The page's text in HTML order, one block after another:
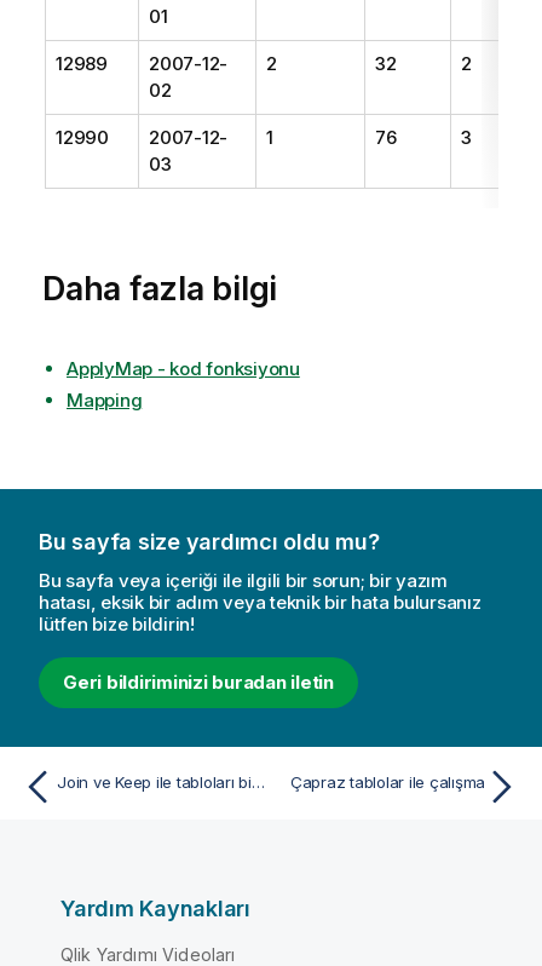
01
12989
2007-12-
02
2 32 2
12990
2007-12-
03
1 76 3
Daha fazla bilgi
ApplyMap - kod fonksiyonu
Mapping
Bu sayfa size yardımcı oldu mu?
Bu sayfa veya içeriği ile ilgili bir sorun; bir yazım
hatası, eksik bir adım veya teknik bir hata bulursanız
lütfen bize bildirin!
Geri bildiriminizi buradan iletin
Join ve Keep ile tabloları birleştirme Çapraz tablolar ile çalışma
Yardım Kaynakları
Qlik Yardımı Videoları